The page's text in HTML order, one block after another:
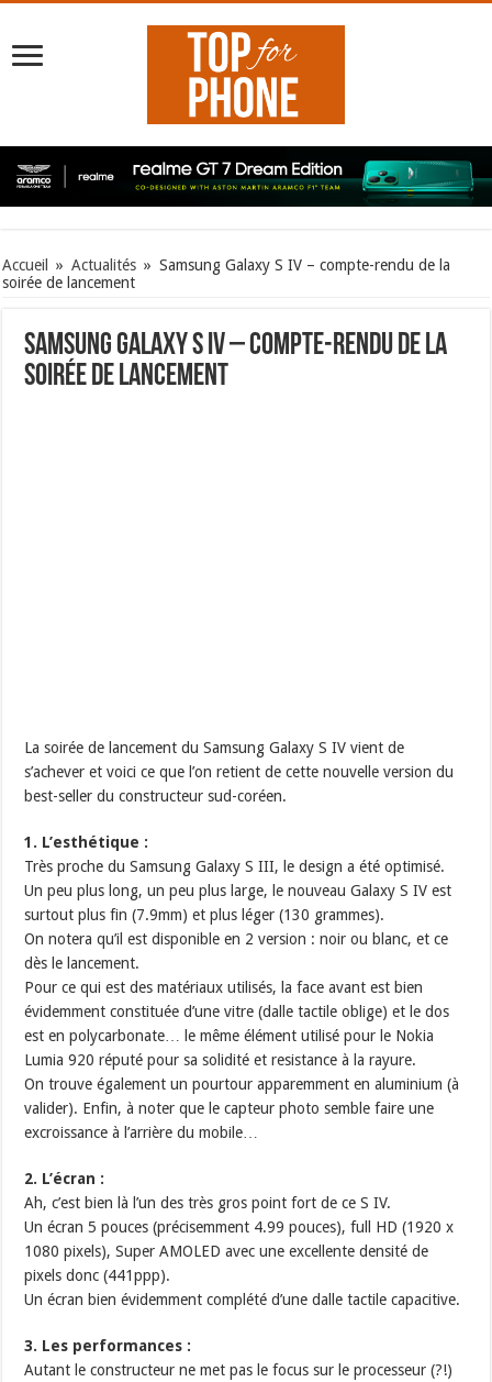
Accueil » Actualités » Samsung Galaxy S IV – compte-rendu de la
soirée de lancement
Samsung Galaxy S IV – compte-rendu de la
soirée de lancement
La soirée de lancement du Samsung Galaxy S IV vient de
s’achever et voici ce que l’on retient de cette nouvelle version du
best-seller du constructeur sud-coréen.
1. L’esthétique :
Très proche du Samsung Galaxy S III, le design a été optimisé.
Un peu plus long, un peu plus large, le nouveau Galaxy S IV est
surtout plus fin (7.9mm) et plus léger (130 grammes).
On notera qu’il est disponible en 2 version : noir ou blanc, et ce
dès le lancement.
Pour ce qui est des matériaux utilisés, la face avant est bien
évidemment constituée d’une vitre (dalle tactile oblige) et le dos
est en polycarbonate… le même élément utilisé pour le Nokia
Lumia 920 réputé pour sa solidité et resistance à la rayure.
On trouve également un pourtour apparemment en aluminium (à
valider). Enfin, à noter que le capteur photo semble faire une
excroissance à l’arrière du mobile…
2. L’écran :
Ah, c’est bien là l’un des très gros point fort de ce S IV.
Un écran 5 pouces (précisemment 4.99 pouces), full HD (1920 x
1080 pixels), Super AMOLED avec une excellente densité de
pixels donc (441ppp).
Un écran bien évidemment complété d’une dalle tactile capacitive.
3. Les performances :
Autant le constructeur ne met pas le focus sur le processeur (?!)